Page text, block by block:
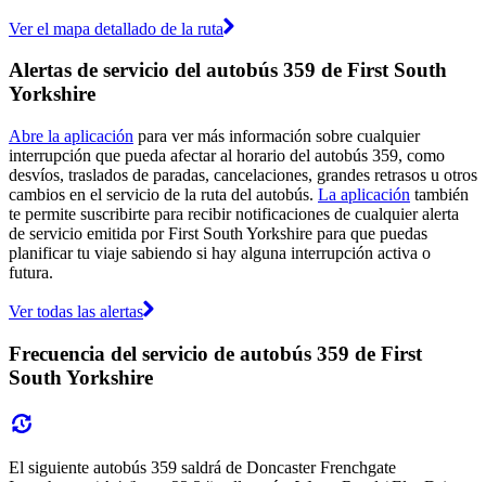
Ver el mapa detallado de la ruta
Alertas de servicio del autobús 359 de First South
Yorkshire
Abre la aplicación para ver más información sobre cualquier
interrupción que pueda afectar al horario del autobús 359, como
desvíos, traslados de paradas, cancelaciones, grandes retrasos u otros
cambios en el servicio de la ruta del autobús. La aplicación también
te permite suscribirte para recibir notificaciones de cualquier alerta
de servicio emitida por First South Yorkshire para que puedas
planificar tu viaje sabiendo si hay alguna interrupción activa o
futura.
Ver todas las alertas
Frecuencia del servicio de autobús 359 de First
South Yorkshire
El siguiente autobús 359 saldrá de Doncaster Frenchgate